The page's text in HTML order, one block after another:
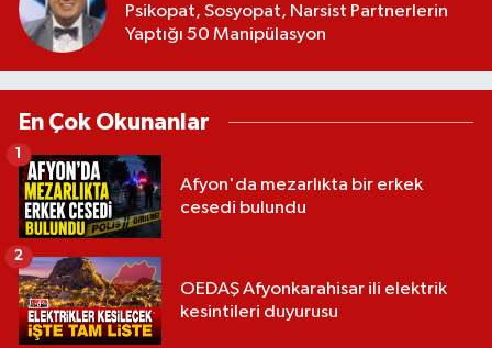
Psikopat, Sosyopat, Narsist Partnerlerin
Yaptığı 50 Manipülasyon
En Çok Okunanlar
Afyon'da mezarlıkta bir erkek
cesedi bulundu
1
OEDAŞ Afyonkarahisar ili elektrik
kesintileri duyurusu
2